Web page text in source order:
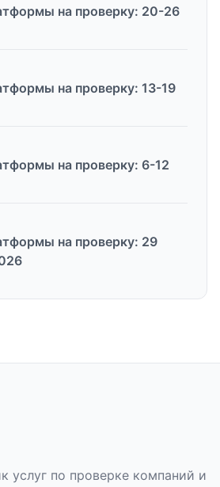
на проверку: 20-26
на проверку: 13-19
на проверку: 6-12
на проверку: 29
услуг по проверке компаний и